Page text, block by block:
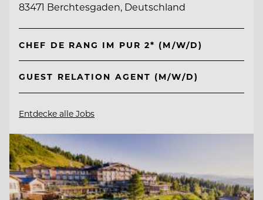
83471 Berchtesgaden, Deutschland
CHEF DE RANG IM PUR 2* (M/W/D)
GUEST RELATION AGENT (M/W/D)
Entdecke alle Jobs